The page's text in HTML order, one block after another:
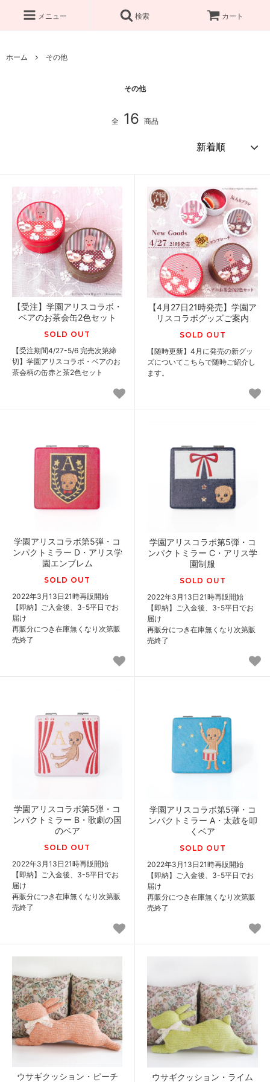
メニュー 検索 カート
ホーム その他
その他
全 16 商品
【受注】学園アリスコラボ・
ベアのお茶会缶2色セット
SOLD OUT
【受注期間4/27-5/6 完売次第締
切】学園アリスコラボ・ベアのお
茶会柄の缶赤と茶2色セット
【4月27日21時発売】学園ア
リスコラボグッズご案内
SOLD OUT
【随時更新】4月に発売の新グッ
ズについてこちらで随時ご紹介し
ます。
学園アリスコラボ第5弾・コ
ンパクトミラー D・アリス学
園エンブレム
SOLD OUT
2022年3月13日21時再販開始
【即納】ご入金後、3-5平日でお
届け
再販分につき在庫無くなり次第販
売終了
学園アリスコラボ第5弾・コ
ンパクトミラー C・アリス学
園制服
SOLD OUT
2022年3月13日21時再販開始
【即納】ご入金後、3-5平日でお
届け
再販分につき在庫無くなり次第販
売終了
学園アリスコラボ第5弾・コ
ンパクトミラー B・歌劇の国
のベア
SOLD OUT
2022年3月13日21時再販開始
【即納】ご入金後、3-5平日でお
届け
再販分につき在庫無くなり次第販
売終了
学園アリスコラボ第5弾・コ
ンパクトミラー A・太鼓を叩
くベア
SOLD OUT
2022年3月13日21時再販開始
【即納】ご入金後、3-5平日でお
届け
再販分につき在庫無くなり次第販
売終了
ウサギクッション・ピーチ ウサギクッション・ライム